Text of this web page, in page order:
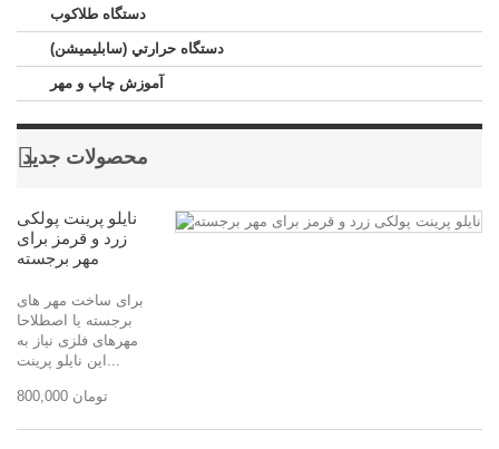
دستگاه طلاکوب
دستگاه حرارتي (سابليميشن)
آموزش چاپ و مهر
محصولات جدید
نایلو پرینت پولکی
زرد و قرمز برای
مهر برجسته
برای ساخت مهر های
برجسته یا اصطلاحا
مهرهای فلزی نیاز به
این نایلو پرینت...
800,000 تومان